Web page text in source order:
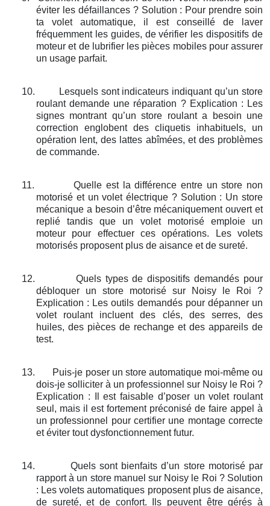
éviter les défaillances ? Solution : Pour prendre soin
ta volet automatique, il est conseillé de laver
fréquemment les guides, de vérifier les dispositifs de
moteur et de lubrifier les pièces mobiles pour assurer
un usage parfait.
10.
Lesquels sont indicateurs indiquant qu’un store
roulant demande une réparation ? Explication : Les
signes montrant qu’un store roulant a besoin une
correction englobent des cliquetis inhabituels, un
opération lent, des lattes abîmées, et des problèmes
de commande.
11.
Quelle est la différence entre un store non
motorisé et un volet électrique ? Solution : Un store
mécanique a besoin d’être mécaniquement ouvert et
replié tandis que un volet motorisé emploie un
moteur pour effectuer ces opérations. Les volets
motorisés proposent plus de aisance et de sureté.
12.
Quels types de dispositifs demandés pour
débloquer un store motorisé sur Noisy le Roi ?
Explication : Les outils demandés pour dépanner un
volet roulant incluent des clés, des serres, des
huiles, des pièces de rechange et des appareils de
test.
13.
Puis-je poser un store automatique moi-même ou
dois-je solliciter à un professionnel sur Noisy le Roi ?
Explication : Il est faisable d’poser un volet roulant
seul, mais il est fortement préconisé de faire appel à
un professionnel pour certifier une montage correcte
et éviter tout dysfonctionnement futur.
14.
Quels sont bienfaits d’un store motorisé par
rapport à un store manuel sur Noisy le Roi ? Solution
: Les volets automatiques proposent plus de aisance,
de sureté, et de confort. Ils peuvent être gérés à